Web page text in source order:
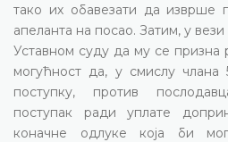
тако их обавезати да изврше
апеланта на посао. Затим, у
Уставном суду да му се призна
могућност да, у смислу
поступку, против
поступак ради уплате
коначне одлуке која би